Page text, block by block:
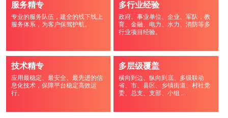
服务精专
专业的服务队伍，建全的线下线上
服务体系，为客户保驾护航。
多行业经验
政府、事业单位、企业、军队，教
育、金融、电力、水力、消防等多
行业项目经验。
技术精专
应用最稳定、最安全、最先进的信
息化技术，保障平台稳定高效运
行。
多层级覆盖
横向到边、纵向到底、多级联动
省、市、县区、乡镇街道、村社党
委、总支、支部、小组 ...